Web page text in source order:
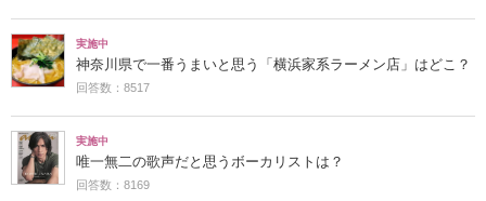
実施中
神奈川県で一番うまいと思う「横浜家系ラーメン店」はどこ？
回答数：8517
実施中
唯一無二の歌声だと思うボーカリストは？
回答数：8169